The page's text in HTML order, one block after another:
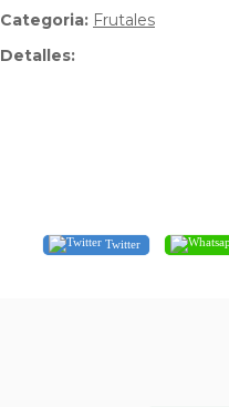
Categoria: Frutales
Detalles:
Twitter